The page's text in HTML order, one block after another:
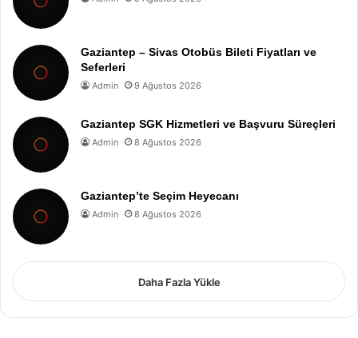
Gaziantep – Sivas Otobüs Bileti Fiyatları ve
Seferleri
Admin 9 Ağustos 2026
Gaziantep SGK Hizmetleri ve Başvuru Süreçleri
Admin 8 Ağustos 2026
Gaziantep’te Seçim Heyecanı
Admin 8 Ağustos 2026
Daha Fazla Yükle